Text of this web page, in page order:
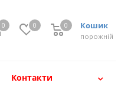
0 0 Кошик
порожній
0
Контакти